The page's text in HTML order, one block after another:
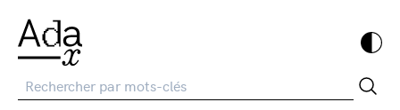
Recherche